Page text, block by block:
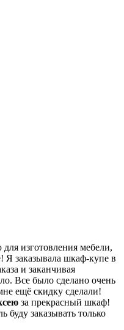
изготовления мебели,
заказывала шкаф-купе в
и заканчивая
Все было сделано очень
ещё скидку сделали!
за прекрасный шкаф!
буду заказывать только